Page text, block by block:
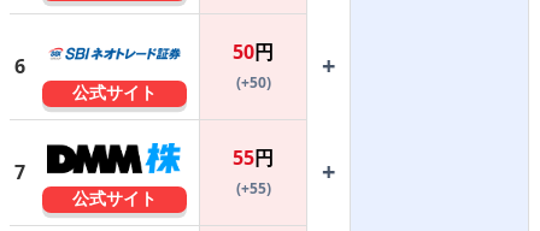
6
公式サイト
50円
(+50)
+
7
公式サイト
55円
(+55)
+